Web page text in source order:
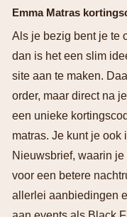
Emma Matras
Als je bezig bent je te
dan is het een slim
site aan te maken.
order, maar direct na
een unieke
matras. Je kunt je ook
Nieuwsbrief, waarin
voor een betere
allerlei aanbiedingen